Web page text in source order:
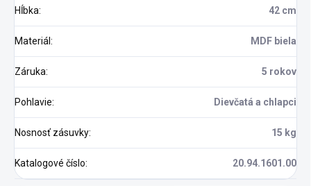
Hĺbka: 42 cm
Materiál : MDF biela
Záruka: 5 rokov
Pohlavie: Dievčatá a chlapci
Nosnosť zásuvky: 15 kg
Katalogové číslo: 20.94.1601.00